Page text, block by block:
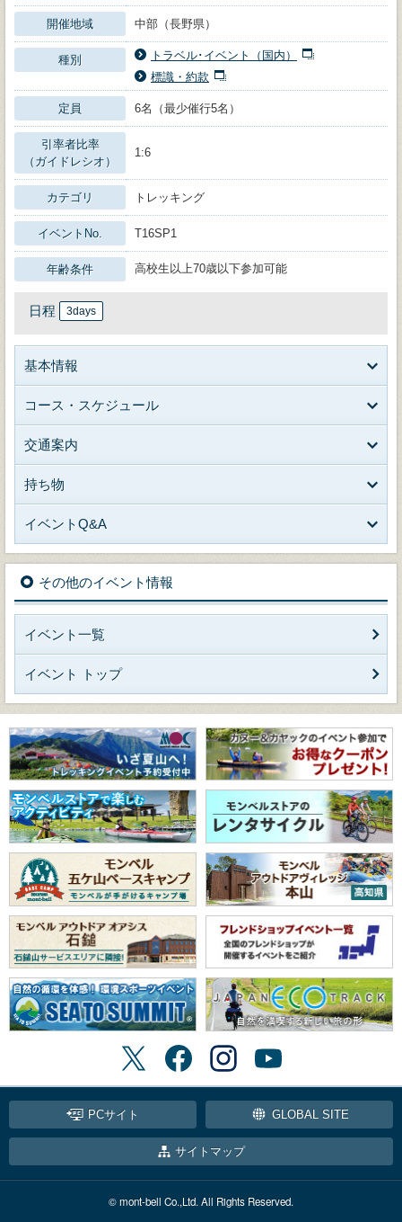
開催地域 中部（長野県）
種別
トラベル･イベント（国内）
標識・約款
定員 6名（最少催行5名）
引率者比率
（ガイドレシオ）
1:6
カテゴリ トレッキング
イベントNo. T16SP1
年齢条件 高校生以上70歳以下参加可能
日程 3days
基本情報
コース・スケジュール
交通案内
持ち物
イベントQ&A
その他のイベント情報
イベント一覧
イベント トップ
PCサイト GLOBAL SITE
サイトマップ
© mont-bell Co.,Ltd. All Rights Reserved.